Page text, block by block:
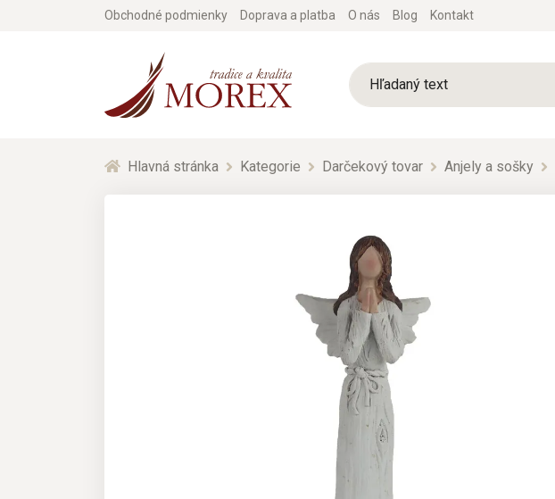
Obchodné podmienky Doprava a platba O nás Blog Kontakt
Hlavná stránka Kategorie Darčekový tovar Anjely a sošky